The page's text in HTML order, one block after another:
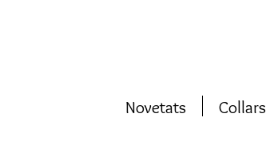
Novetats Collars